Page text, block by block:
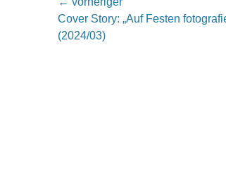
Beitragsnavigation
Vorheriger
Beitrag:
Cover Story: „Auf Festen
(2024/03)